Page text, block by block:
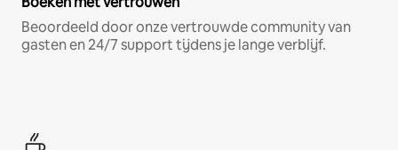
Beoordeeld door onze vertrouwde community van
gasten en 24/7 support tijdens je lange verblijf.